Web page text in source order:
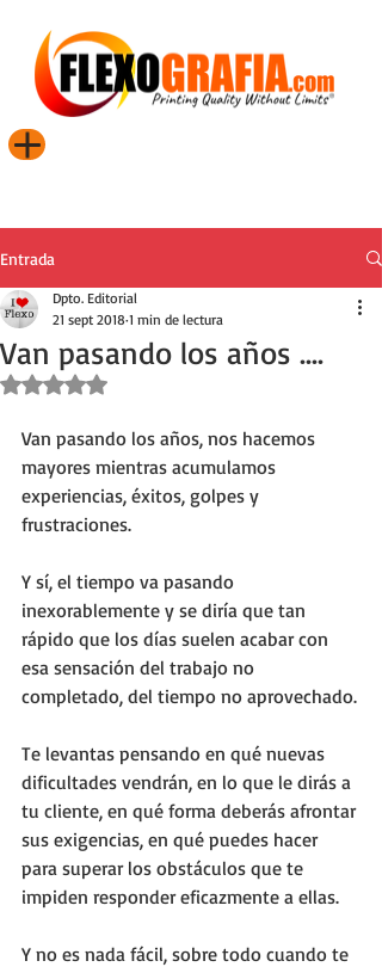
Entrada
Van pasando los años ....
Dpto. Editorial
21 sept 2018 1 min de lectura
Obtuvo NaN de 5 estrellas.
Van pasando los años, nos hacemos
mayores mientras acumulamos
experiencias, éxitos, golpes y
frustraciones.
Y sí, el tiempo va pasando
inexorablemente y se diría que tan
rápido que los días suelen acabar con
esa sensación del trabajo no
completado, del tiempo no aprovechado.
Te levantas pensando en qué nuevas
dificultades vendrán, en lo que le dirás a
tu cliente, en qué forma deberás afrontar
sus exigencias, en qué puedes hacer
para superar los obstáculos que te
impiden responder eficazmente a ellas.
Y no es nada fácil, sobre todo cuando te